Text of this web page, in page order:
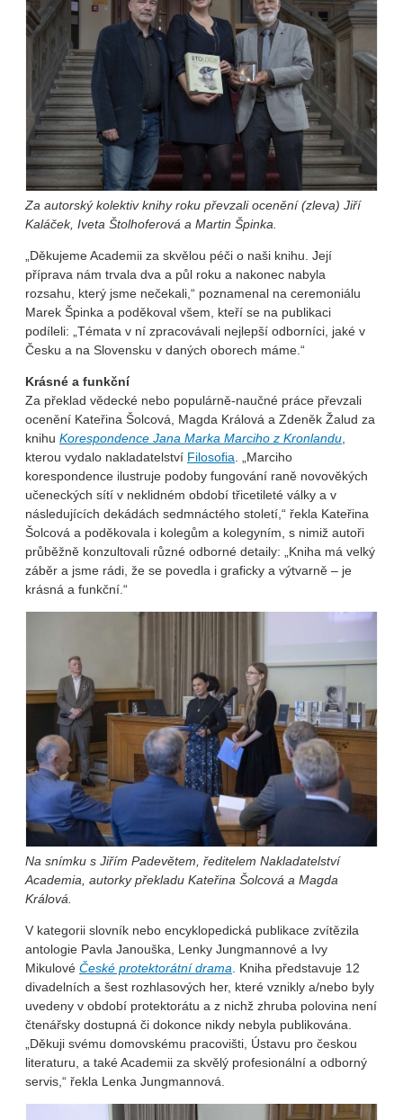
Za autorský kolektiv knihy roku převzali ocenění (zleva) Jiří
Kaláček, Iveta Štolhoferová a Martin Špinka.
„Děkujeme Academii za skvělou péči o naši knihu. Její
příprava nám trvala dva a půl roku a nakonec nabyla
rozsahu, který jsme nečekali,“ poznamenal na ceremoniálu
Marek Špinka a poděkoval všem, kteří se na publikaci
podíleli: „Témata v ní zpracovávali nejlepší odborníci, jaké v
Česku a na Slovensku v daných oborech máme.“
Krásné a funkční
Za překlad vědecké nebo populárně-naučné práce převzali
ocenění Kateřina Šolcová, Magda Králová a Zdeněk Žalud za
knihu Korespondence Jana Marka Marciho z Kronlandu
kterou vydalo nakladatelství Filosofia . „Marciho
korespondence ilustruje podoby fungování raně novověkých
učeneckých sítí v neklidném období třicetileté války a v
následujících dekádách sedmnáctého století,“ řekla Kateřina
Šolcová a poděkovala i kolegům a kolegyním, s nimiž autoři
průběžně konzultovali různé odborné detaily: „Kniha má velký
záběr a jsme rádi, že se povedla i graficky a výtvarně – je
krásná a funkční.“
Na snímku s Jiřím Padevětem, ředitelem Nakladatelství
Academia, autorky překladu Kateřina Šolcová a Magda
Králová.
V kategorii slovník nebo encyklopedická publikace zvítězila
antologie Pavla Janouška, Lenky Jungmannové a Ivy
Mikulové České protektorátní drama . Kniha představuje 12
divadelních a šest rozhlasových her, které vznikly a/nebo byly
uvedeny v období protektorátu a z nichž zhruba polovina není
čtenářsky dostupná či dokonce nikdy nebyla publikována.
„Děkuji svému domovskému pracovišti, Ústavu pro českou
literaturu, a také Academii za skvělý profesionální a odborný
servis,“ řekla Lenka Jungmannová.